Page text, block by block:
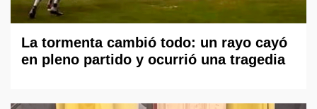
La tormenta cambió todo: un rayo cayó
en pleno partido y ocurrió una tragedia